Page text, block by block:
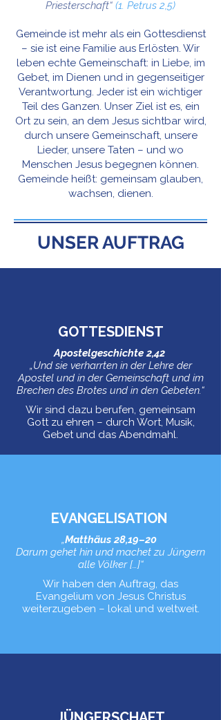
Priesterschaft“ (1. Petrus 2,5)
Gemeinde ist mehr als ein Gottesdienst
– sie ist eine Familie aus Erlösten. Wir
leben echte Gemeinschaft: in Liebe, im
Gebet, im Dienen und in gegenseitiger
Verantwortung. Jeder ist ein wichtiger
Teil des Ganzen. Unser Ziel ist es, ein
Ort zu sein, an dem Jesus sichtbar wird,
durch unsere Gemeinschaft, unsere
Lieder, unsere Taten – und wo
Menschen Jesus begegnen können.
Gemeinde heißt: gemeinsam glauben,
wachsen, dienen.
UNSER AUFTRAG
GOTTESDIENST
Apostelgeschichte 2,42
„Und sie verharrten in der Lehre der
Apostel und in der Gemeinschaft und im
Brechen des Brotes und in den Gebeten.“
Wir sind dazu berufen, gemeinsam
Gott zu ehren – durch Wort, Musik,
Gebet und das Abendmahl.
EVANGELISATION
„Matthäus 28,19–20
Darum gehet hin und machet zu Jüngern
alle Völker […]“
Wir haben den Auftrag, das
Evangelium von Jesus Christus
weiterzugeben – lokal und weltweit.